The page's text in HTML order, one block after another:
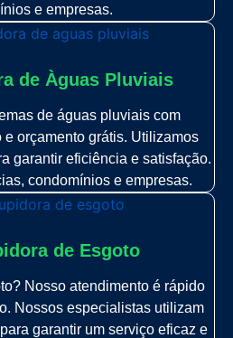
e empresas.
de Àguas Pluviais
de águas pluviais com
orçamento grátis. Utilizamos
garantir eficiência e satisfação.
condomínios e empresas.
de Esgoto
Nosso atendimento é rápido
Nossos especialistas utilizam
garantir um serviço eficaz e